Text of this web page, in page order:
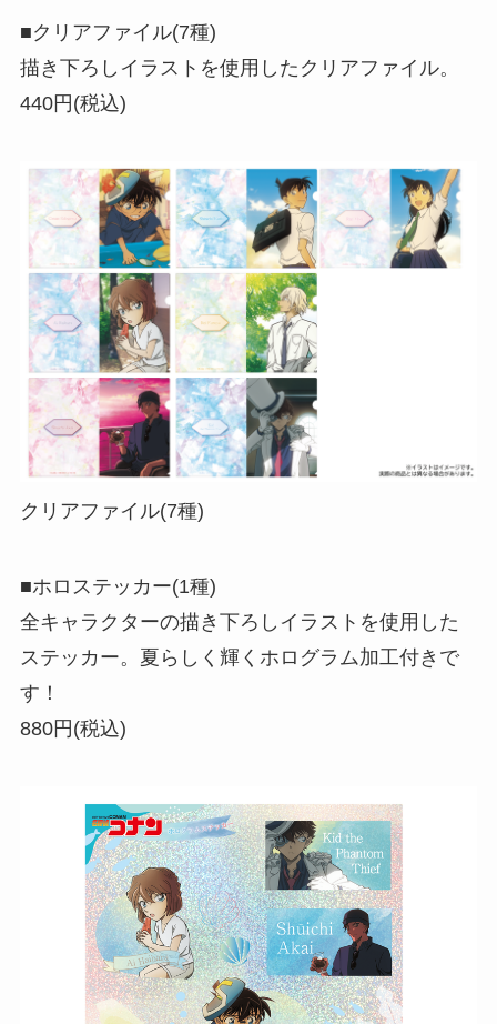
■クリアファイル(7種)
描き下ろしイラストを使用したクリアファイル。
440円(税込)
クリアファイル(7種)
■ホロステッカー(1種)
全キャラクターの描き下ろしイラストを使用した
ステッカー。夏らしく輝くホログラム加工付きで
す！
880円(税込)